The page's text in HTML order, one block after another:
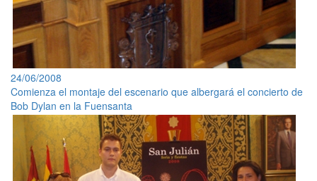
24/06/2008
Comienza el montaje del escenario que albergará el concierto de
Bob Dylan en la Fuensanta